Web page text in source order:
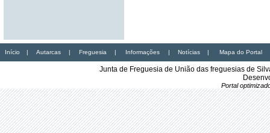
Início | Autarcas | Freguesia | Informações | Notícias | Mapa do Portal
Junta de Freguesia de União das freguesias de
Portal